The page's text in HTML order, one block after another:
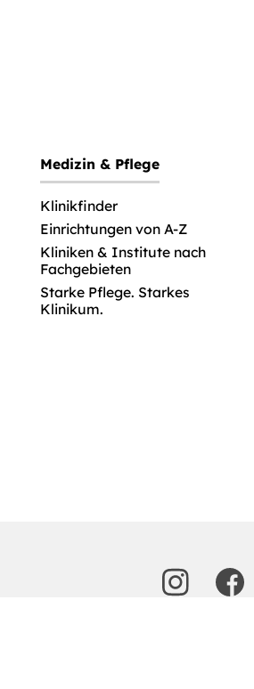
Medizin & Pflege
Klinikfinder
Einrichtungen von A-Z
Kliniken & Institute nach
Fachgebieten
Starke Pflege. Starkes
Klinikum.